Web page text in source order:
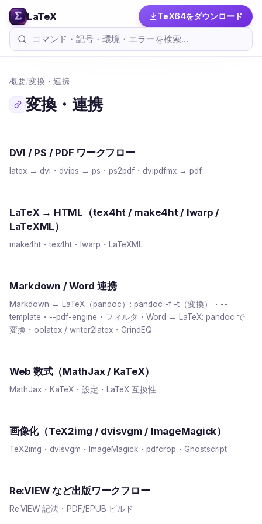
LaTeX TeX64をダウンロード
概要/変換・連携
変換・連携
DVI / PS / PDF ワークフロー
latex → dvi・dvips → ps・ps2pdf・dvipdfmx → pdf
LaTeX → HTML（tex4ht / make4ht / lwarp /
LaTeXML）
make4ht・tex4ht・lwarp・LaTeXML
Markdown / Word 連携
Markdown ↔ LaTeX（pandoc）: pandoc -f -t（変換）・--
template・--pdf-engine・フィルタ・Word ↔ LaTeX: pandoc で
変換・oolatex / writer2latex・GrindEQ
Web 数式（MathJax / KaTeX）
MathJax・KaTeX・設定・LaTeX 互換性
画像化（TeX2img / dvisvgm / ImageMagick）
TeX2img・dvisvgm・ImageMagick・pdfcrop・Ghostscript
Re:VIEW など出版ワークフロー
Re:VIEW 記法・PDF/EPUB ビルド